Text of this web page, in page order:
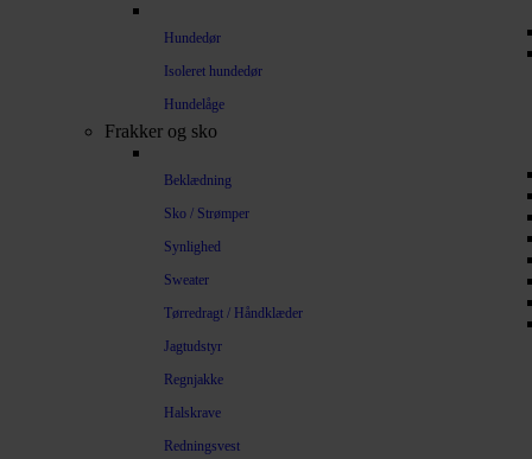
Hundedør
Isoleret hundedør
Hundelåge
Frakker og sko
Beklædning
Sko / Strømper
Synlighed
Sweater
Tørredragt / Håndklæder
Jagtudstyr
Regnjakke
Halskrave
Redningsvest